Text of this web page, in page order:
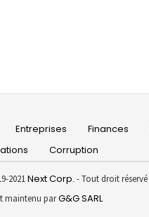
Entreprises Finances
Corruption
2021Next Corp. - Tout droit réservé
maintenu parG&G SARL